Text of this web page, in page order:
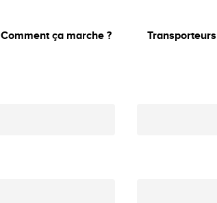
Comment ça marche ? Transporteurs